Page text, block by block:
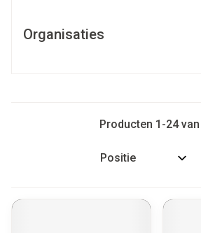
Organisaties
Producten 1 -24van
Sorteer op: